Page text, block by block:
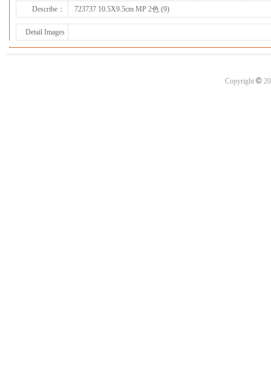
Describe：
723737 10.5X9.5cm MP 2色 (9)
Detail Images
Copyright ©